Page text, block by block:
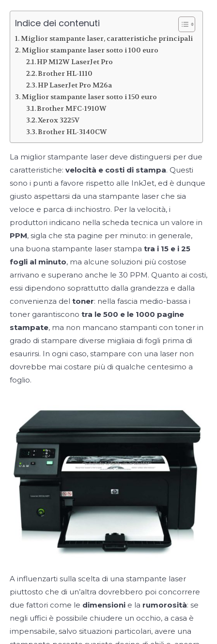
Indice dei contenuti
Miglior stampante laser, caratteristiche principali
Miglior stampante laser sotto i 100 euro
HP M12W LaserJet Pro
Brother HL-1110
HP LaserJet Pro M26a
Miglior stampante laser sotto i 150 euro
Brother MFC-1910W
Xerox 3225V
Brother HL-3140CW
La miglior stampante laser deve distinguersi per due
caratteristiche: velocità e costi di stampa. Questi
sono i punti a favore rispetto alle InkJet, ed è dunque
giusto aspettarsi da una stampante laser che sia
veloce e parca di inchiostro. Per la velocità, i
produttori indicano nella scheda tecnica un valore in
PPM, sigla che sta pagine per minuto: in generale,
una buona stampante laser stampa tra i 15 e i 25
fogli al minuto, ma alcune soluzioni più costose
arrivano e superano anche le 30 PPM. Quanto ai costi,
essi dipendono soprattutto dalla grandezza e dalla
convenienza del toner: nella fascia medio-bassa i
toner garantiscono tra le 500 e le 1000 pagine
stampate, ma non mancano stampanti con toner in
grado di stampare diverse migliaia di fogli prima di
esaurirsi. In ogni caso, stampare con una laser non
dovrebbe mai costare più di qualche centesimo a
foglio.
A influenzarti sulla scelta di una stampante laser
piuttosto che di un’altra dovrebbero poi concorrere
due fattori come le dimensioni e la rumorosità: se
negli uffici è possibile chiudere un occhio, a casa è
impensabile, salvo situazioni particolari, avere una